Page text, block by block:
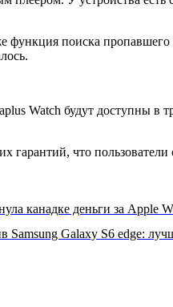
функция поиска пропавшего
Watch будут доступны в
гарантий, что
канадке деньги за Apple
Samsung Galaxy S6 edge: